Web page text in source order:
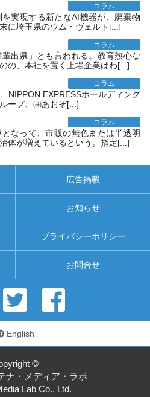
コラム
実現する新たなAI機器が、廃棄物
に埼玉県のウム・ヴェルト[...]
コラム
出県」とも言われる。教育熱心な
の、本社を置く上場企業はわ[...]
コラム
NIPPON EXPRESSホールディング
ープ、㈱あおぞ[...]
コラム
なって、市販の無色または半透明
体が増えているという。指定[...]
広告掲載
お知らせ
プライバシーポリシー
お問合せ
English
©
ナ・メディア・ラボ
Lab Co., Ltd.